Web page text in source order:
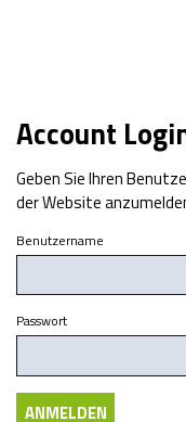
Account
Geben Sie Ihren
der Website
Benutzername
Passwort